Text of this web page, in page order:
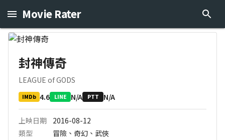
Movie Rater
封神傳奇
LEAGUE of GODS
IMDb 4.6 LINE N/A PTT N/A
上映日期
2016-08-12
類型
冒險、奇幻、武俠